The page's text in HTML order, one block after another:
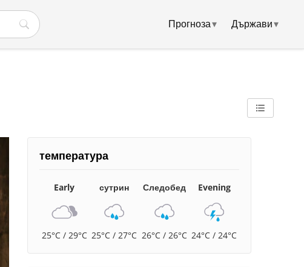
Прогноза▾ Държави▾
температура
Early
25°C / 29°C
сутрин
25°C / 27°C
Следобед
26°C / 26°C
Evening
24°C / 24°C